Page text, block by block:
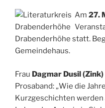
Am 27.
Drabenderhöhe statt.
Gemeindehaus.
Frau Dagmar Dusil (Zink)
Prosaband: „Wie die
Kurzgeschichten